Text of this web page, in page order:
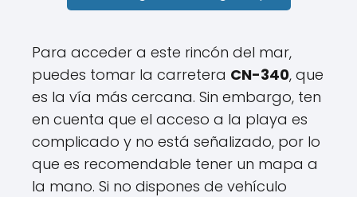
Para acceder a este rincón del mar,
puedes tomar la carretera CN-340, que
es la vía más cercana. Sin embargo, ten
en cuenta que el acceso a la playa es
complicado y no está señalizado, por lo
que es recomendable tener un mapa a
la mano. Si no dispones de vehículo